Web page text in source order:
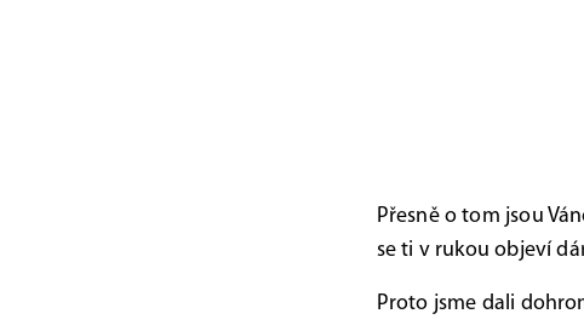
Přesně o tom jsou
se ti v rukou objeví
Proto jsme dali